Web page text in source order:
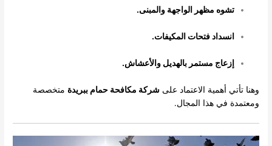
تشوه مظهر الواجهة والمبنى.
انسداد فتحات المكيفات.
إزعاج مستمر بالهديل والأعشاش.
وهنا تأتي أهمية الاعتماد علىشركة مكافحة حمام ببريدة متخصصة
ومعتمدة في هذا المجال.